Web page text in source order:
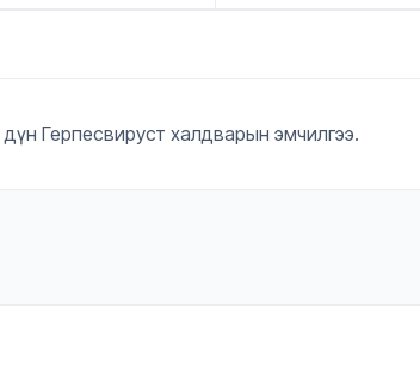
Герпесвируст халдварын эмчилгээ.